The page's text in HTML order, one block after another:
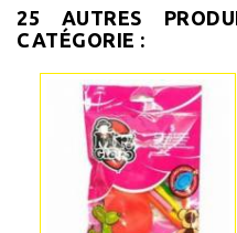
25 AUTRES
CATÉGORIE :